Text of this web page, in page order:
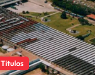
Titulos